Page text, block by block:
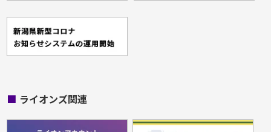
■ ライオンズ関連